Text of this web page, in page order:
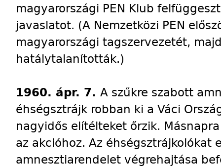
magyarországi PEN Klub
javaslatot. (A Nemzetközi PEN
magyarországi tagszervezetét,
hatálytalanították.)
1960. ápr. 7. A szűkre szabott
éhségsztrájk robban ki a Váci
nagyidős elítélteket őrzik.
az akcióhoz. Az éhségsztrájkolókat
amnesztiarendelet végrehajtása